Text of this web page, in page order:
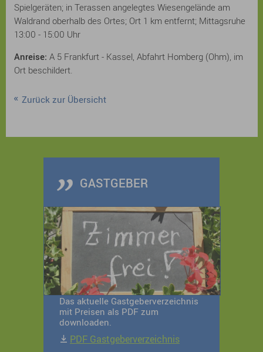
Spielgeräten; in Terassen angelegtes Wiesengelände am
Waldrand oberhalb des Ortes; Ort 1 km entfernt; Mittagsruhe
13:00 - 15:00 Uhr
Anreise: A 5 Frankfurt - Kassel, Abfahrt Homberg (Ohm), im
Ort beschildert.
Zurück zur Übersicht
GASTGEBER
Das aktuelle Gastgeberverzeichnis
mit Preisen als PDF zum
downloaden.
PDF Gastgeberverzeichnis